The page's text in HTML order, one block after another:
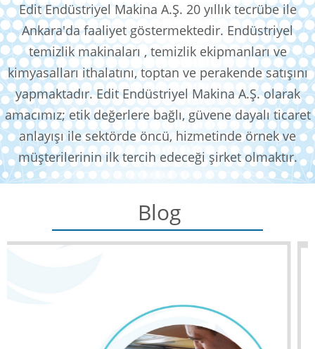
Edit Endüstriyel Makina A.Ş. 20 yıllık tecrübe ile
Ankara'da faaliyet göstermektedir. Endüstriyel
temizlik makinaları , temizlik ekipmanları ve
kimyasalları ithalatını, toptan ve perakende satışını
yapmaktadır. Edit Endüstriyel Makina A.Ş. olarak
amacımız; etik değerlere bağlı, güvene dayalı ticaret
anlayışı ile sektörde öncü, hizmetinde örnek ve
müşterilerinin ilk tercih edeceği şirket olmaktır.
Blog